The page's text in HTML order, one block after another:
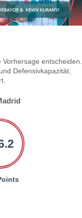
entscheiden.
Defensivkapazität,